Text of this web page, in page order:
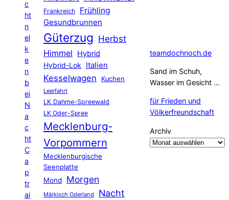
c
ht
n
el
k
e
n
b
ei
N
a
c
ht
C
a
p
tr
ai
Frankreich Frühling
Gesundbrunnen
Güterzug Herbst
Himmel
Hybrid
Hybrid-Lok Italien
Kesselwagen Kuchen
Leerfahrt
LK Dahme-Spreewald
LK Oder-Spree
Mecklenburg-
Vorpommern
Mecklenburgische
Seenplatte
Mond
Morgen
Märkisch Oderland Nacht
teamdochnoch.de
Sand im Schuh,
Wasser im Gesicht …
für Frieden und
Völkerfreundschaft
Archiv